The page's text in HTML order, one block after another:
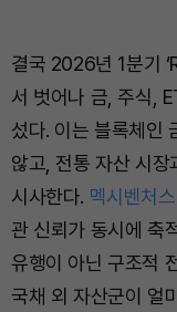
결국 2026년 1분기
서 벗어나 금, 주식,
섰다. 이는 블록체인
않고, 전통 자산 시
시사한다. 멕시벤처
관 신뢰가 동시에 축
유행이 아닌 구조적
국채 외 자산군이 얼